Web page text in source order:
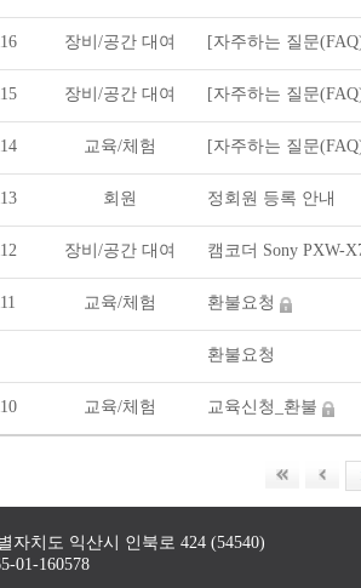
장비/공간 대여 [자주하는 질문
장비/공간 대여 [자주하는 질문
교육/체험 [자주하는 질문
회원 정회원 등록 안내
장비/공간 대여 캠코더 Sony PXW-
교육/체험 환불요청
환불요청
교육/체험 교육신청_환불
자치도 익산시 인북로 424 (54540)
01-160578